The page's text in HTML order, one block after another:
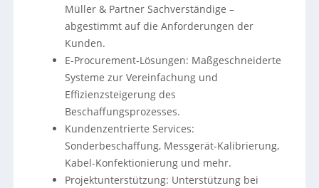
Müller & Partner Sachverständige –
abgestimmt auf die Anforderungen der
Kunden.
E-Procurement-Lösungen: Maßgeschneiderte
Systeme zur Vereinfachung und
Effizienzsteigerung des
Beschaffungsprozesses.
Kundenzentrierte Services:
Sonderbeschaffung, Messgerät-Kalibrierung,
Kabel-Konfektionierung und mehr.
Projektunterstützung: Unterstützung bei